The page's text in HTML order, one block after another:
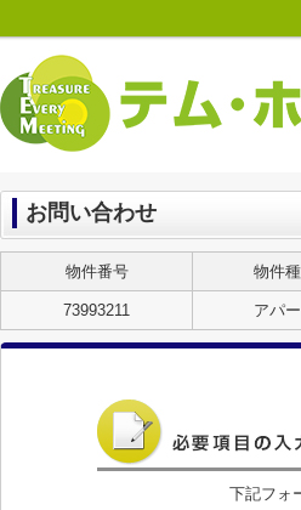
お問い合わせ
物件番号 物件
73993211 アパ
下記フォ